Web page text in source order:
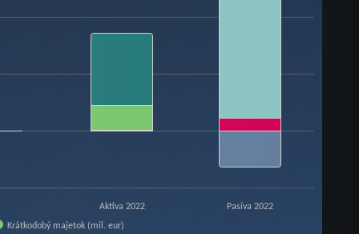
Krátkodobý majetok (mil. eur)
Aktíva 2022 Pasíva 2022